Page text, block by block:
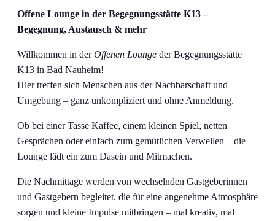
Offene Lounge in der Begegnungsstätte K13 –
Begegnung, Austausch & mehr
Willkommen in derOffenen Lounge der Begegnungsstätte
K13 in Bad Nauheim!
Hier treffen sich Menschen aus der Nachbarschaft und
Umgebung – ganz unkompliziert und ohne Anmeldung.
Ob bei einer Tasse Kaffee, einem kleinen Spiel, netten
Gesprächen oder einfach zum gemütlichen Verweilen – die
Lounge lädt ein zum Dasein und Mitmachen.
Die Nachmittage werden von wechselnden Gastgeberinnen
und Gastgebern begleitet, die für eine angenehme Atmosphäre
sorgen und kleine Impulse mitbringen – mal kreativ, mal